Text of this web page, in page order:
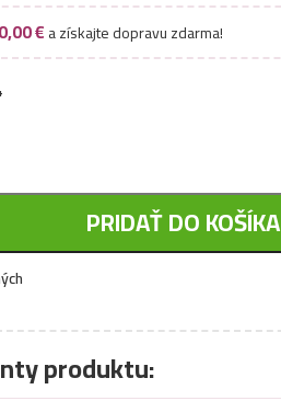
€a získajte dopravu zdarma!
PRIDAŤ DO KOŠÍKA
produktu: